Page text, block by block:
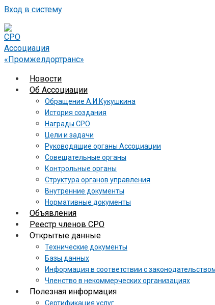
Вход в систему
Новости
Об Ассоциации
Обращение А.И.Кукушкина
История создания
Награды СРО
Цели и задачи
Руководящие органы Ассоциации
Совещательные органы
Контрольные органы
Структура органов управления
Внутренние документы
Нормативные документы
Объявления
Реестр членов СРО
Открытые данные
Технические документы
Базы данных
Информация в соответствии с
Членство в некоммерческих организациях
Полезная информация
Сертификация услуг